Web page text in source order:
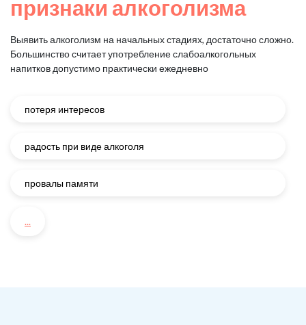
признаки алкоголизма
Выявить алкоголизм на начальных стадиях, достаточно сложно.
Большинство считает употребление слабоалкогольных
напитков допустимо практически ежедневно
потеря интересов
радость при виде алкоголя
провалы памяти
...